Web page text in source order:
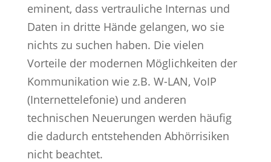
eminent, dass vertrauliche Internas und
Daten in dritte Hände gelangen, wo sie
nichts zu suchen haben. Die vielen
Vorteile der modernen Möglichkeiten der
Kommunikation wie z.B. W-LAN, VoIP
(Internettelefonie) und anderen
technischen Neuerungen werden häufig
die dadurch entstehenden Abhörrisiken
nicht beachtet.